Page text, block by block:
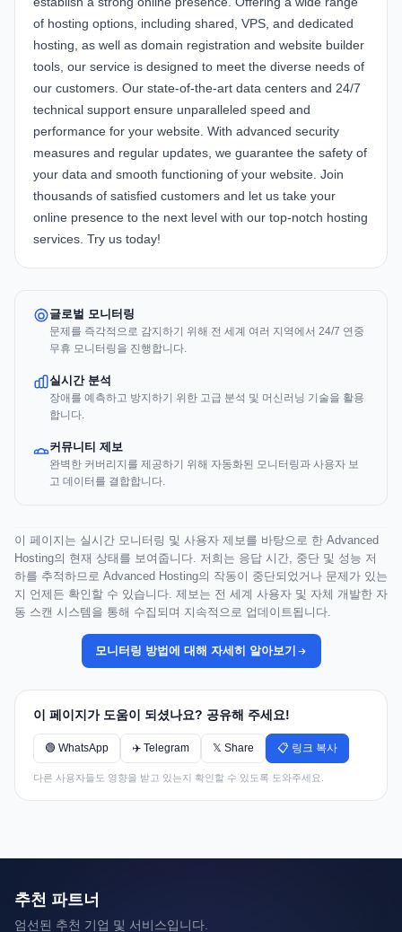
of hosting options, including shared, VPS, and dedicated
hosting, as well as domain registration and website builder
tools, our service is designed to meet the diverse needs of
our customers. Our state-of-the-art data centers and 24/7
technical support ensure unparalleled speed and
performance for your website. With advanced security
measures and regular updates, we guarantee the safety of
your data and smooth functioning of your website. Join
thousands of satisfied customers and let us take your
online presence to the next level with our top-notch hosting
services. Try us today!
글로벌 모니터링
문제를 즉각적으로 감지하기 위해 전 세계 여러 지역에서 24/7 연중
무휴 모니터링을 진행합니다.
실시간 분석
장애를 예측하고 방지하기 위한 고급 분석 및 머신러닝 기술을 활용
합니다.
커뮤니티 제보
완벽한 커버리지를 제공하기 위해 자동화된 모니터링과 사용자 보
고 데이터를 결합합니다.
이 페이지는 실시간 모니터링 및 사용자 제보를 바탕으로 한 Advanced
Hosting의 현재 상태를 보여줍니다. 저희는 응답 시간, 중단 및 성능 저
하를 추적하므로 Advanced Hosting의 작동이 중단되었거나 문제가 있는
지 언제든 확인할 수 있습니다. 제보는 전 세계 사용자 및 자체 개발한 자
동 스캔 시스템을 통해 수집되며 지속적으로 업데이트됩니다.
모니터링 방법에 대해 자세히 알아보기
이 페이지가 도움이 되셨나요? 공유해 주세요!
🟢 WhatsApp ✈️ Telegram 𝕏 Share 📋 링크 복사
다른 사용자들도 영향을 받고 있는지 확인할 수 있도록 도와주세요.
추천 파트너
엄선된 추천 기업 및 서비스입니다.